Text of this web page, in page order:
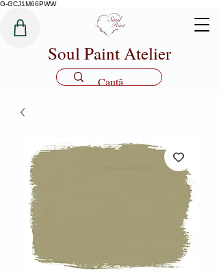
G-GCJ1M66PWW
Soul Paint Atelier